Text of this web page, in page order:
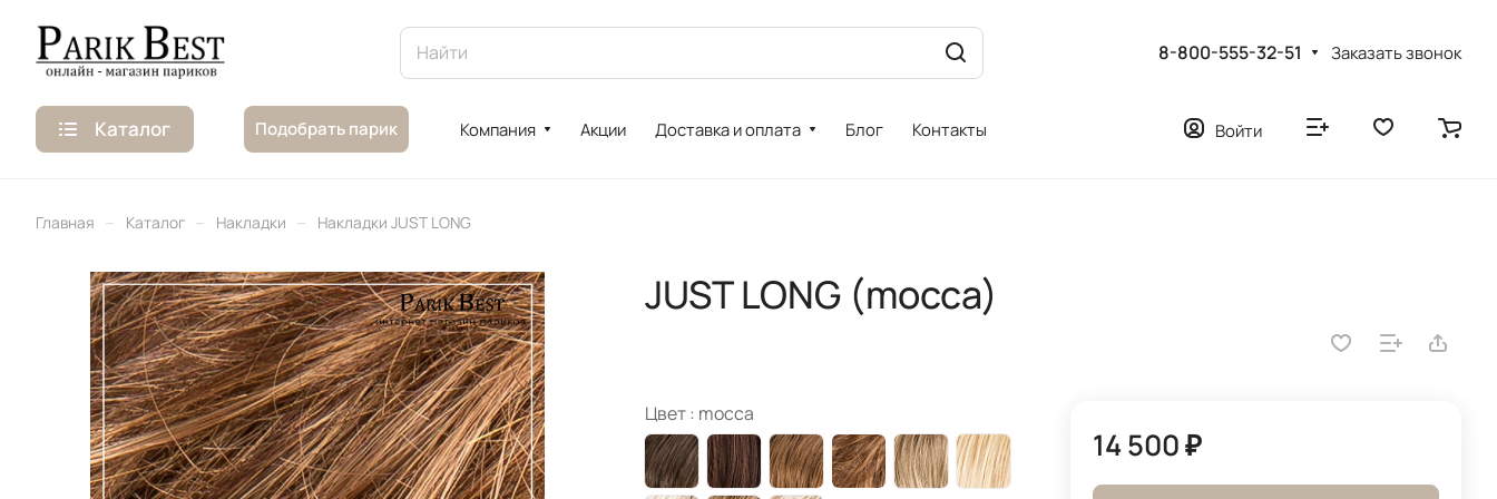
8-800-555-32-51 Заказать звонок
Каталог Подобрать парик Компания Акции Доставка и оплата Блог Контакты Войти
Главная – Каталог – Накладки – Накладки JUST LONG
JUST LONG (mocca)
Цвет : mocca
14 500 ₽